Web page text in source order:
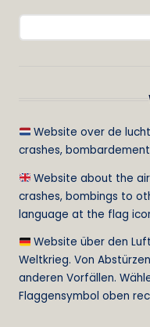
Website over de
crashes,
Website about the air
crashes, bombings to
language at the flag
Website über den
Weltkrieg. Von
anderen Vorfällen.
Flaggensymbol oben